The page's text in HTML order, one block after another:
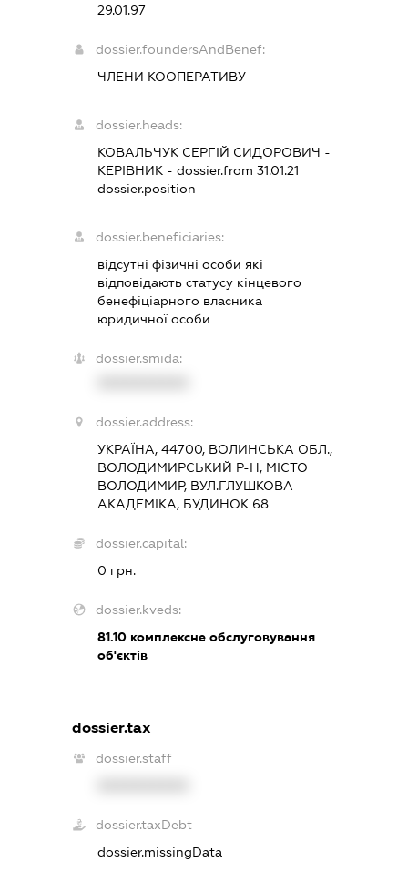
29.01.97
dossier.foundersAndBenef:
ЧЛЕНИ КООПЕРАТИВУ
dossier.heads:
КОВАЛЬЧУК СЕРГІЙ СИДОРОВИЧ -
КЕРІВНИК - dossier.from 31.01.21
dossier.position -
dossier.beneficiaries:
відсутні фізичні особи які
відповідають статусу кінцевого
бенефіціарного власника
юридичної особи
dossier.smida:
dossier.address:
УКРАЇНА, 44700, ВОЛИНСЬКА ОБЛ.,
ВОЛОДИМИРСЬКИЙ Р-Н, МІСТО
ВОЛОДИМИР, ВУЛ.ГЛУШКОВА
АКАДЕМІКА, БУДИНОК 68
dossier.capital:
0 грн.
dossier.kveds:
81.10 комплексне обслуговування
об'єктів
dossier.tax
dossier.staff
dossier.taxDebt
dossier.missingData